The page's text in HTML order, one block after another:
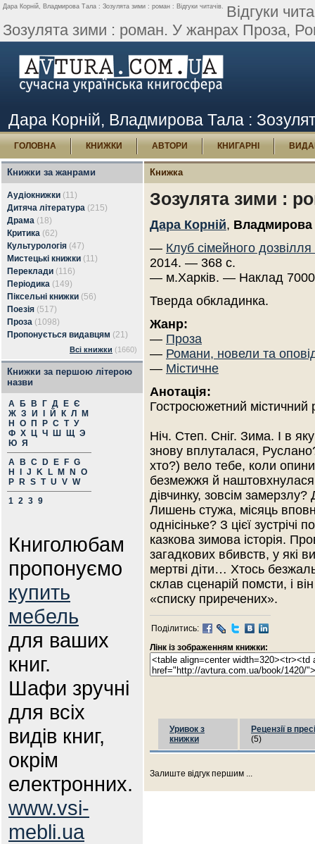
Дара Корній, Владмирова Тала : Зозулята зими : роман : Відгуки читачів. Відгуки
Зозулята зими : роман. У жанрах Проза,
Дара Корній, Владмирова Тала :
ГОЛОВНА КНИЖКИ АВТОРИ КНИГАРНІ
Книжки за жанрами
Аудіокнижки (11)
Дитяча література (215)
Драма (18)
Критика (62)
Культурологія (47)
Мистецькі книжки (11)
Переклади (116)
Періодика (149)
Піксельні книжки (56)
Поезія (517)
Проза (1098)
Пропонується видавцям (21)
Всі книжки (1660)
Книжки за першою літерою
назви
А Б В Г Д Е Є
Ж З И Й К Л
М
Н
О П Р С Т У
Ф Х Ц Ч Ш Щ Э
Ю Я
A
B C D E F G
H
J K L M N
O
P
R S T U V W
1 2 3 9
Книголюбам
пропонуємо
купить
мебель
для ваших
книг.
Шафи зручні
для всіх
видів книг,
окрім
електронних.
www.vsi-
mebli.ua
Книжка
Зозулята зими :
Дара Корній, Владмирова
— Клуб сімейного
2014. — 368 с.
— м.Харків. — Наклад
Тверда обкладинка.
Жанр:
— Проза
— Романи, новели та
— Містичне
Анотація:
Гостросюжетний містичний
Ніч. Степ. Сніг. Зима. І в яку
знову вплуталася,
хто?) вело тебе, коли
безмежжя й
дівчинку, зовсім
Лишень стужа, місяць
однісіньке? З цієї
казкова зимова історія.
загадкових вбивств, у які
мертві діти… Хтось
склав сценарій помсти, і
«списку приречених».
Поділитись:
Лінк із зображенням книжки:
Уривок з
книжки
Рецензії в пресі
(5)
Залиште відгук першим ...